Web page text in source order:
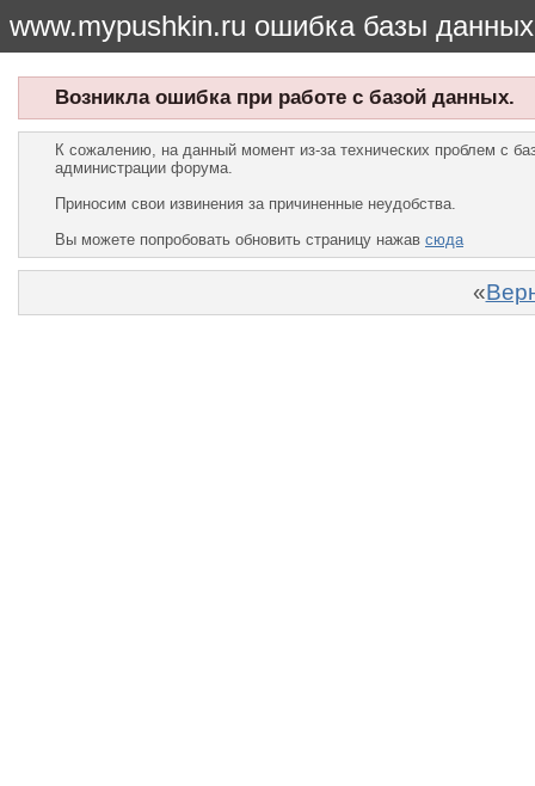
www.mypushkin.ru ошибка базы данных
Возникла ошибка при работе с базой данных.
К сожалению, на данный момент из-за технических проблем с
администрации форума.
Приносим свои извинения за причиненные неудобства.
Вы можете попробовать обновить страницу нажав сюда
«